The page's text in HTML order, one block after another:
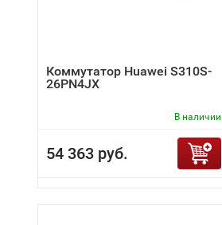
Коммутатор Huawei S310S-
26PN4JX
В наличии
54 363 руб.